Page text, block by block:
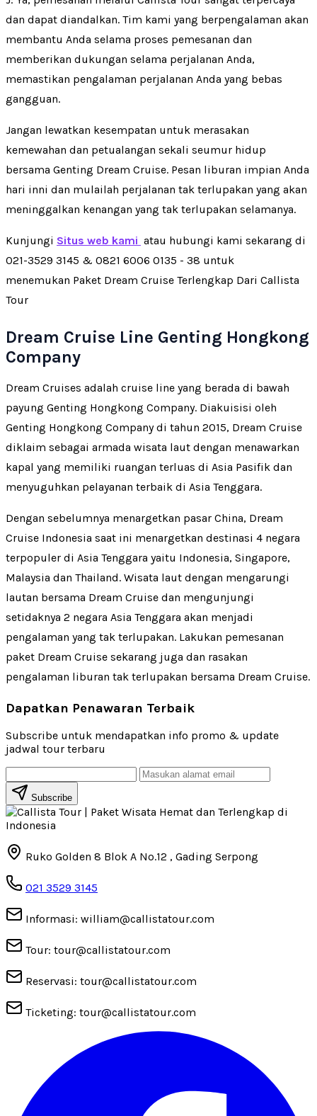
dan dapat diandalkan. Tim kami yang berpengalaman akan
membantu Anda selama proses pemesanan dan
memberikan dukungan selama perjalanan Anda,
memastikan pengalaman perjalanan Anda yang bebas
gangguan.
Jangan lewatkan kesempatan untuk merasakan
kemewahan dan petualangan sekali seumur hidup
bersama Genting Dream Cruise. Pesan liburan impian Anda
hari inni dan mulailah perjalanan tak terlupakan yang akan
meninggalkan kenangan yang tak terlupakan selamanya.
Kunjungi Situs web kami atau hubungi kami sekarang di
021-3529 3145 & 0821 6006 0135 - 38 untuk
menemukan Paket Dream Cruise Terlengkap Dari Callista
Tour
Dream Cruise Line Genting Hongkong
Company
Dream Cruises adalah cruise line yang berada di bawah
payung Genting Hongkong Company. Diakuisisi oleh
Genting Hongkong Company di tahun 2015, Dream Cruise
diklaim sebagai armada wisata laut dengan menawarkan
kapal yang memiliki ruangan terluas di Asia Pasifik dan
menyuguhkan pelayanan terbaik di Asia Tenggara.
Dengan sebelumnya menargetkan pasar China, Dream
Cruise Indonesia saat ini menargetkan destinasi 4 negara
terpopuler di Asia Tenggara yaitu Indonesia, Singapore,
Malaysia dan Thailand. Wisata laut dengan mengarungi
lautan bersama Dream Cruise dan mengunjungi
setidaknya 2 negara Asia Tenggara akan menjadi
pengalaman yang tak terlupakan. Lakukan pemesanan
paket Dream Cruise sekarang juga dan rasakan
pengalaman liburan tak terlupakan bersama Dream Cruise.
Dapatkan Penawaran Terbaik
Subscribe untuk mendapatkan info promo & update
jadwal tour terbaru
Subscribe
Ruko Golden 8 Blok A No.12 , Gading Serpong
021 3529 3145
Informasi: william@callistatour.com
Tour: tour@callistatour.com
Reservasi: tour@callistatour.com
Ticketing: tour@callistatour.com